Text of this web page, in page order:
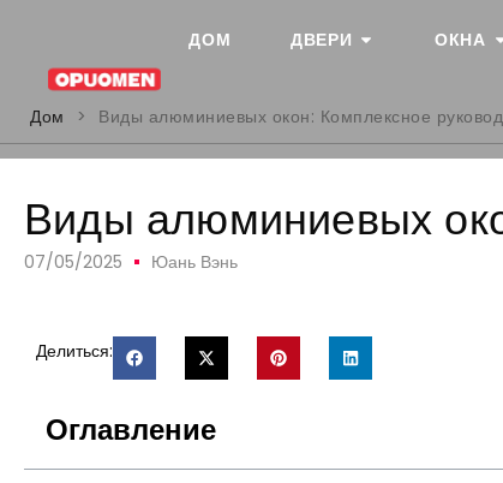
ДОМ ДВЕРИ ОКНА
Дом
> Виды алюминиевых окон: Комплексное
Виды алюминиевых
07/05/2025 Юань Вэнь
Делиться:
Оглавление